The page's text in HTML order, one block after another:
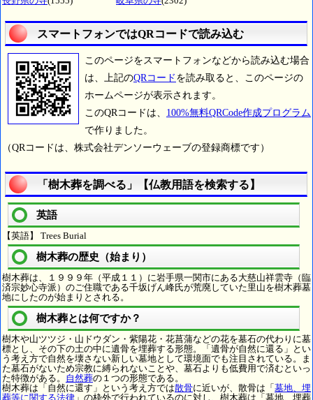
スマートフォンではQRコードで読み込む
このページをスマートフォンなどから読み込む場合
は、上記のQRコード を読み取ると、このページの
ホームページが表示されます。
このQRコードは、 100%無料QRCode作成プログラム
で作りました。
（QRコードは、株式会社デンソーウェーブの登録商標です）
「樹木葬を調べる」【仏教用語を検索する】
英語
【英語】 Trees Burial
樹木葬の歴史（始まり）
樹木葬は、１９９９年（平成１１）に岩手県一関市にある大慈山祥雲寺（臨
済宗妙心寺派）のご住職である千坂げん峰氏が荒廃していた里山を樹木葬墓
地にしたのが始まりとされる。
樹木葬とは何ですか？
樹木や山ツツジ・山ドウダン・紫陽花・花菖蒲などの花を墓石の代わりに墓
標とし、その下の土の中に遺骨を埋葬する形態。「遺骨が自然に還る」とい
う考え方で自然を壊さない新しい墓地として環境面でも注目されている。ま
た墓石がないため宗教に縛られないことや、墓石よりも低費用で済むといっ
た特徴がある。 自然葬の１つの形態である。
樹木葬は「自然に還す」という考え方では散骨に近いが、散骨は「墓地、埋
葬等に関する法律 」の枠外で行われているのに対し、樹木葬は「墓地、埋葬